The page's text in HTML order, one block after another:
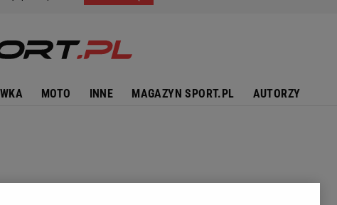
MOTO INNE MAGAZYN SPORT.PL AUTORZY